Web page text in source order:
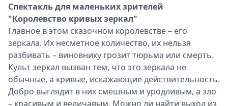
Спектакль для маленьких зрителей
"Королевство кривых зеркал"
Главное в этом сказочном королевстве – его
зеркала. Их несметное количество, их нельзя
разбивать – виновнику грозит тюрьма или смерть.
Культ зеркал вызван тем, что это зеркала не
обычные, а кривые, искажающие действительность.
Добро выглядит в них смешным и уродливым, а зло
– красивым и величавым. Можно ли найти выход из